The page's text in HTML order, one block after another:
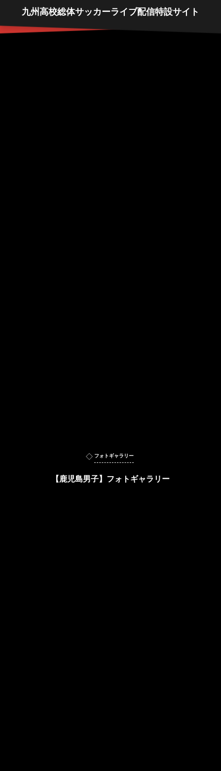
九州高校総体サッカーライブ配信特設サイト
フォトギャラリー
【鹿児島男子】フォトギャラリー